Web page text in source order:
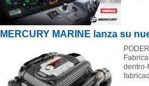
MERCURY MARINE lanza su
dentro-